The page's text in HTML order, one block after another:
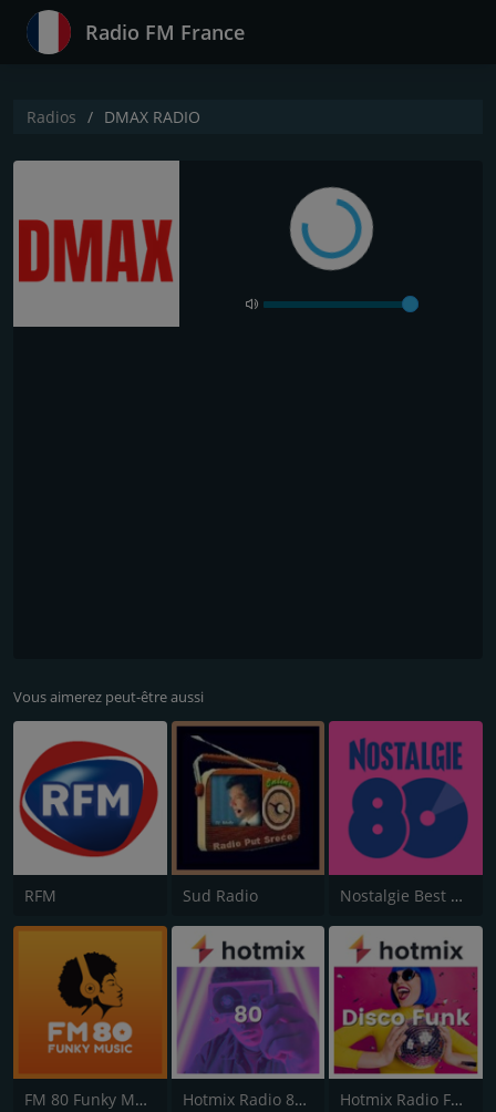
Radio FM France
Radios DMAX RADIO
Vous aimerez peut-être aussi
RFM Sud Radio Nostalgie Best of 80s
FM 80 Funky Music Hotmix Radio 80's Hotmix Radio Funky